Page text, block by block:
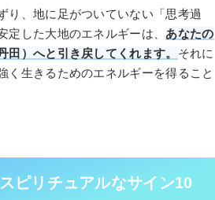
り、地に足がついていない「思考過
した大地のエネルギーは、 あなたの
）へと引き戻してくれます。 それに
く生きるためのエネルギーを得ること
ピリチュアルなサイン10